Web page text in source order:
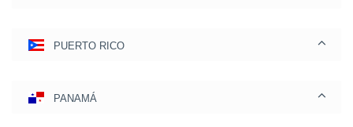
PUERTO RICO
PANAMÁ